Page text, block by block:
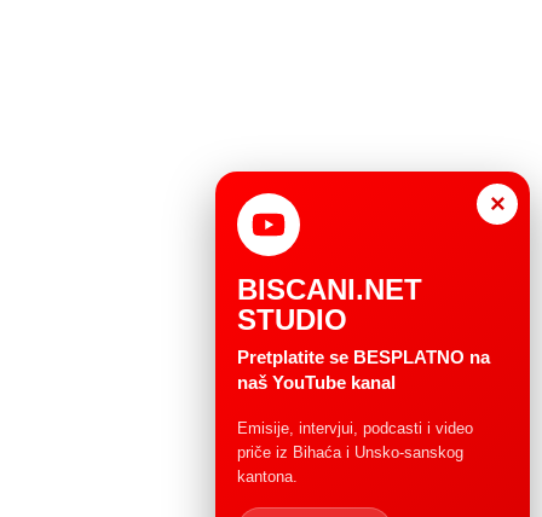
×
BISCANI.NET
STUDIO
Pretplatite se BESPLATNO na
naš YouTube kanal
Emisije, intervjui, podcasti i video
priče iz Bihaća i Unsko-sanskog
kantona.